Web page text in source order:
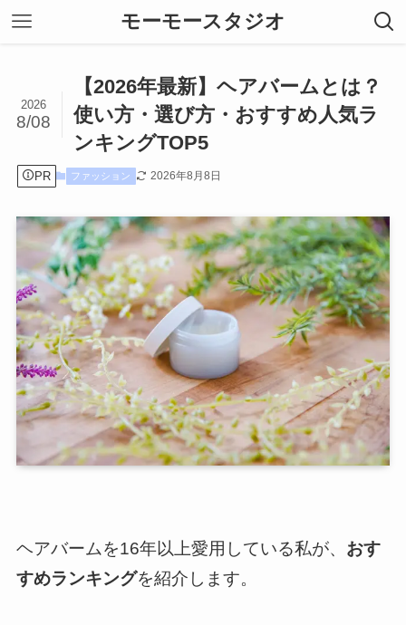
モーモースタジオ
【2026年最新】ヘアバームとは？
使い方・選び方・おすすめ人気ラ
ンキングTOP5
2026
8/08
PR ファッション 2026年8月8日
ヘアバームを16年以上愛用している私が、 おす
すめランキングを紹介します。